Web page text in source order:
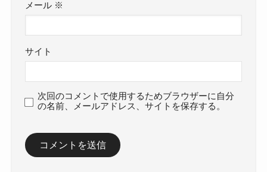
メール ※
サイト
次回のコメントで使用するためブラウザーに自分
の名前、メールアドレス、サイトを保存する。